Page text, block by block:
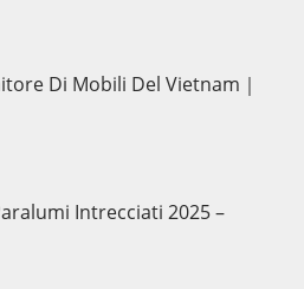
Di Mobili Del Vietnam｜
Intrecciati 2025 –